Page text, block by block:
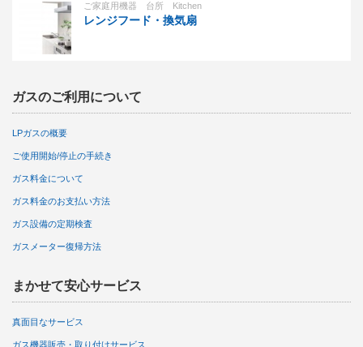
ご家庭用機器 台所 Kitchen
レンジフード・換気扇
ガスのご利用について
LPガスの概要
ご使用開始/停止の手続き
ガス料金について
ガス料金のお支払い方法
ガス設備の定期検査
ガスメーター復帰方法
まかせて安心サービス
真面目なサービス
ガス機器販売・取り付けサービス